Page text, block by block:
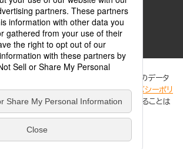
・電子書籍配信サービスが、著作権者からコンテンツ使用許諾を
あることを示す登録商標(登録番号 第6091713号)です。
クを掲示しているサービスの一覧はこちら。
イトでは、利便性向上のためにCookie等のデータ
社のCookieについての詳細は、「プライバシーポリ
。当サイトでは、訪問者の個人情報を追跡することは